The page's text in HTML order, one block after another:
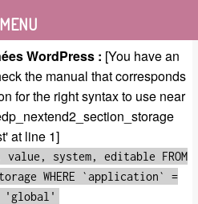
WordPress : [You have an
the manual that corresponds
for the right syntax to use near
at line 1]
value, system, editable FROM
WHERE `application` =
'global'
MENU